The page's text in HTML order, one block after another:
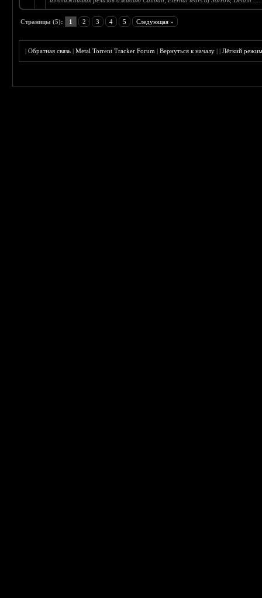
Страницы (5): 1 2 3 4 5 Следующая »
|Обратная связь |Metal Torrent Tracker Forum |Вернуться к началу ||Лёгкий